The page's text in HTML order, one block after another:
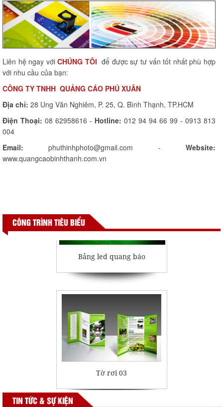
Liên hệ ngay vớiCHÚNG TÔI để được sự tư vấn tốt nhất phù hợp
với nhu cầu của bạn:
CÔNG TY TNHH QUẢNG CÁO PHÚ XUÂN
Địa chỉ: 28 Ung Văn Nghiêm, P. 25, Q. Bình Thạnh, TP.HCM
Điện Thoại: 08 62958616 - Hotline: 012 94 94 66 99 - 0913 813
004
Email:phuthinhphoto@gmail.com -Website:
www.quangcaobinhthanh.com.vn
CÔNG TRÌNH TIÊU BIỂU
Bảng hiệu quảng cáo giá rẻ,
hãy chọn Cty Mai Phú Thịnh
Bảng hiệu hiflex
Bảng led quang báo
Tờ rơi 03
TIN TỨC & SỰ KIỆN